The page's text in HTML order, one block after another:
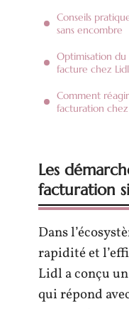
Conseils
sans encombre
Optimisation du
facture chez Lidl
Comment
facturation
Les
facturation
Dans
rapidité et
Lidl a conçu
qui répond